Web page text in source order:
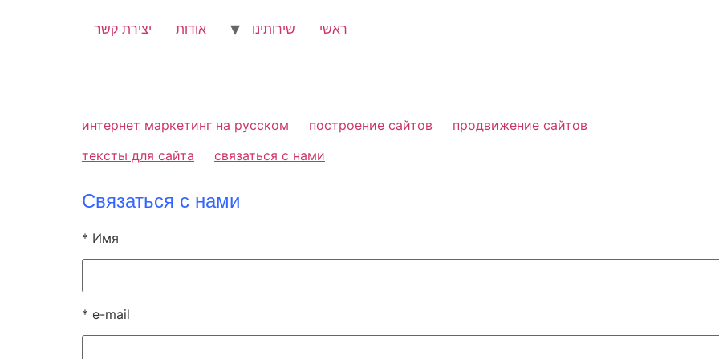
ראשי שירותינו אודות יצירת קשר
интернет маркетинг на русском построение сайтов
продвижение сайтов
тексты для сайта
связаться с нами
Связаться с нами
* Имя
* e-mail